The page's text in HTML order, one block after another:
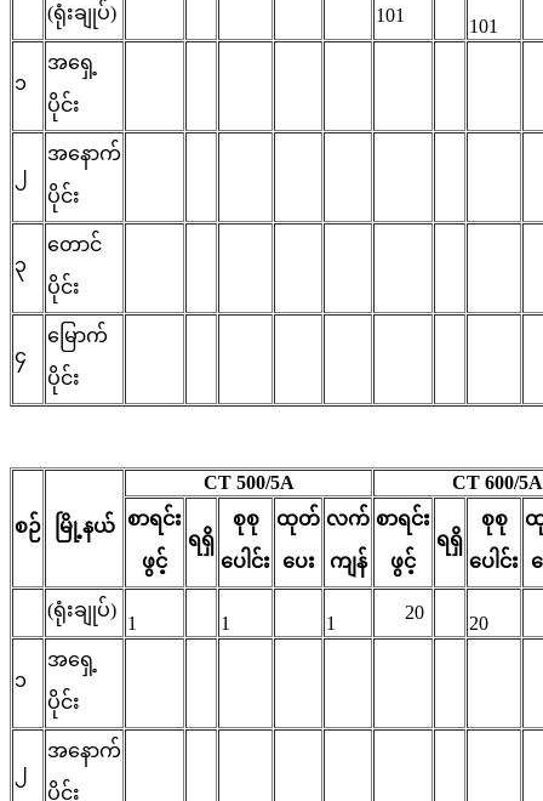
(ရုံးချုပ်) 101
101
၁
အရှေ့
ပိုင်း
၂
အနောက်
ပိုင်း
၃
တောင်
ပိုင်း
၄
မြောက်
ပိုင်း
စဉ် မြို့နယ်
CT 500/5A
CT 600/5A
စာရင်း
ဖွင့်
ရရှိ
စုစု
ပေါင်း
ထုတ်
ပေး
လက်
ကျန်
စာရင်း
ဖွင့်
ရရှိ
စုစု
ပေါင်း
(ရုံးချုပ်)
1 1 1
20
20
၁
အရှေ့
ပိုင်း
၂
အနောက်
ပိုင်း